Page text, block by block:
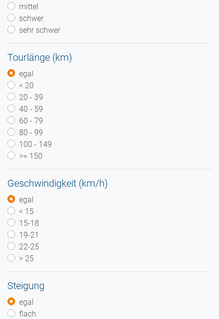
mittel
schwer
sehr schwer
Tourlänge (km)
egal
< 20
20 - 39
40 - 59
60 - 79
80 - 99
100 - 149
>= 150
Geschwindigkeit (km/h)
egal
< 15
15-18
19-21
22-25
> 25
Steigung
egal
flach